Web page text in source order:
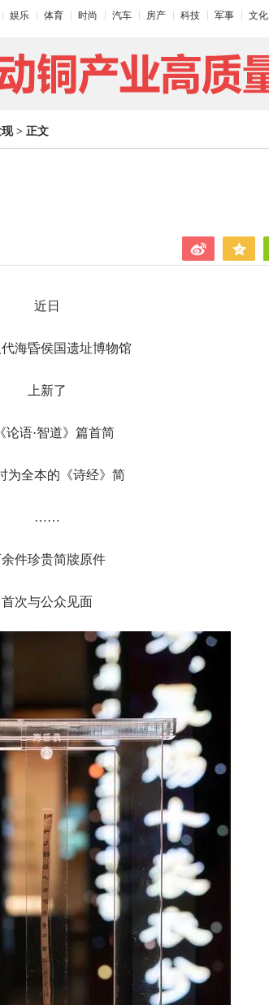
娱乐 体育 时尚 汽车 房产 科技 军事 文化
> 正文
近日
海昏侯国遗址博物馆
上新了
论语·智道》篇首简
为全本的《诗经》简
……
件珍贵简牍原件
首次与公众见面